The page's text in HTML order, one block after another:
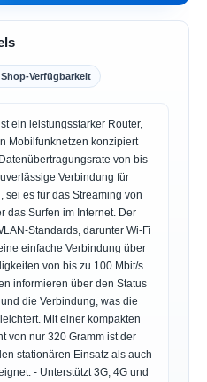
Verfügbarkeit
ein leistungsstarker Router,
Mobilfunknetzen konzipiert
von bis
Verbindung für
sei es für das Streaming von
das Surfen im Internet. Der
Standards, darunter Wi-Fi
einfache Verbindung über
von bis zu 100 Mbit/s.
informieren über den Status
die Verbindung, was die
Mit einer kompakten
von nur 320 Gramm ist der
stationären Einsatz als auch
- Unterstützt 3G, 4G und